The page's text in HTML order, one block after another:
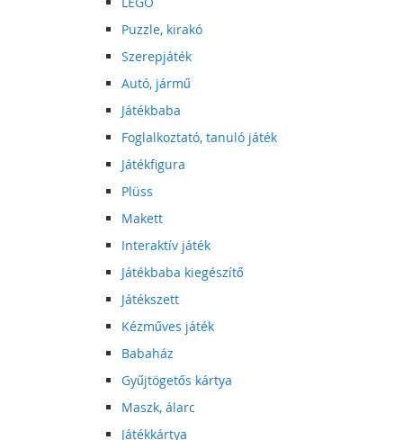
Puzzle, kirakó
Szerepjáték
Autó, jármű
Játékbaba
Foglalkoztató, tanuló játék
Játékfigura
Plüss
Makett
Interaktív játék
Játékbaba kiegészítő
Játékszett
Kézműves játék
Babaház
Gyűjtögetős kártya
Maszk, álarc
Játékkártya